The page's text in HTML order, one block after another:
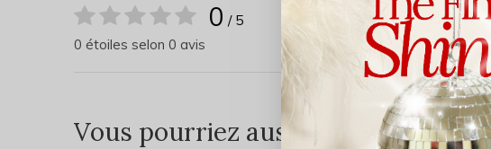
0 / 5
0 étoiles selon 0 avis
Vous pourriez aussi aimer...